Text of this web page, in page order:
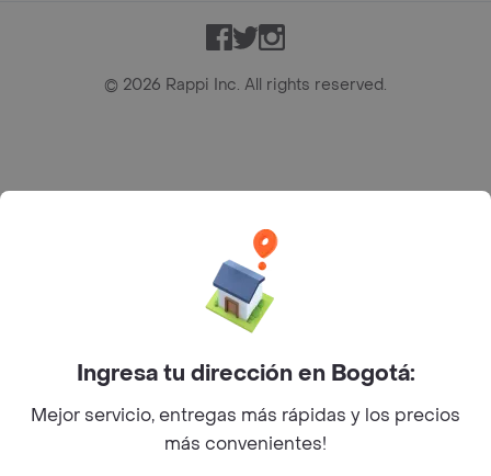
Facebook
TwitterInstagram
© 2026 Rappi Inc. All rights reserved.
Bogotá D.C. --- notificacionesrappi@rappi.com
Ingresa tu dirección en Bogotá:
Mejor servicio, entregas más rápidas y los precios
más convenientes!